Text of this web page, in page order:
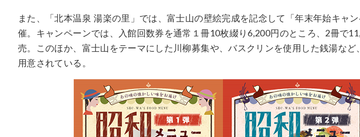
また、「北本温泉 湯楽の里」では、富士山の壁絵完成を記念して「年末年始キャ
催。キャンペーンでは、入館回数券を通常１冊10枚綴り6,200円のところ、2冊で
売。このほか、富士山をテーマにした川柳募集や、バスクリンを使用した銭湯など
用意されている。